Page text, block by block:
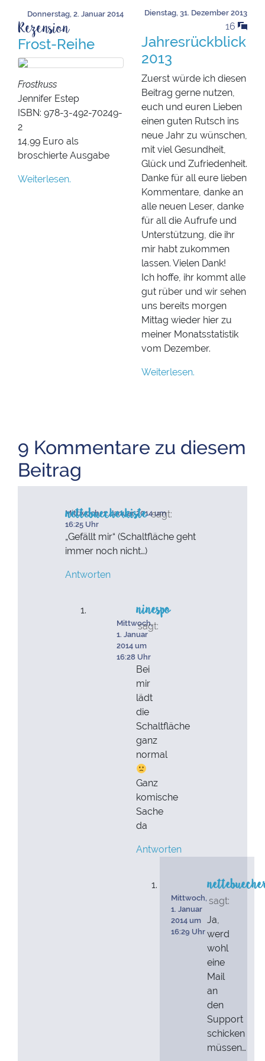
Donnerstag, 2. Januar 2014
Rezension
Frost-Reihe
Frostkuss
Jennifer Estep
ISBN: 978-3-492-70249-
2
14,99 Euro als
broschierte Ausgabe
Weiterlesen.
Dienstag, 31. Dezember 2013
16
Jahresrückblick
2013
Zuerst würde ich diesen
Beitrag gerne nutzen,
euch und euren Lieben
einen guten Rutsch ins
neue Jahr zu wünschen,
mit viel Gesundheit,
Glück und Zufriedenheit.
Danke für all eure lieben
Kommentare, danke an
alle neuen Leser, danke
für all die Aufrufe und
Unterstützung, die ihr
mir habt zukommen
lassen. Vielen Dank!
Ich hoffe, ihr kommt alle
gut rüber und wir sehen
uns bereits morgen
Mittag wieder hier zu
meiner Monatsstatistik
vom Dezember.
Weiterlesen.
9 Kommentare zu diesem
Beitrag
nettebuecherkiste sagt:
Mittwoch, 1. Januar 2014 um
16:25 Uhr
„Gefällt mir“ (Schaltfläche geht
immer noch nicht…)
Antworten
ninespo
sagt:
Mittwoch,
1. Januar
2014 um
16:28 Uhr
Bei
mir
lädt
die
Schaltfläche
ganz
normal
Ganz
komische
Sache
da
Antworten
sagt:
Mittwoch,
1. Januar
2014 um
16:29 Uhr
Ja,
werd
wohl
eine
Mail
an
den
Support
schicken
müssen…